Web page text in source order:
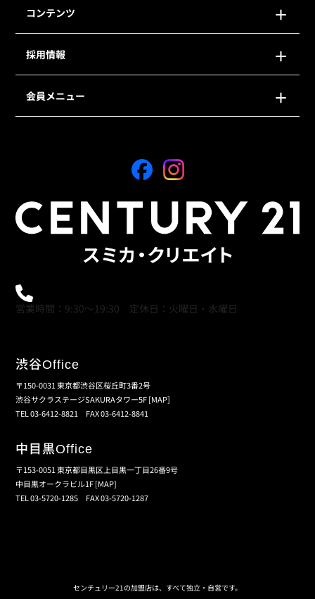
コンテンツ
採用情報
会員メニュー
営業時間：9:30～19:30 定休日：火曜日・水曜日
渋谷Office
〒150-0031 東京都渋谷区桜丘町3番2号
渋谷サクラステージSAKURAタワー5F[MAP]
TEL 03-6412-8821 FAX 03-6412-8841
中目黒Office
〒153-0051 東京都目黒区上目黒一丁目26番9号
中目黒オークラビル1F[MAP]
TEL 03-5720-1285 FAX 03-5720-1287
センチュリー21の加盟店は、すべて独立・自営です。